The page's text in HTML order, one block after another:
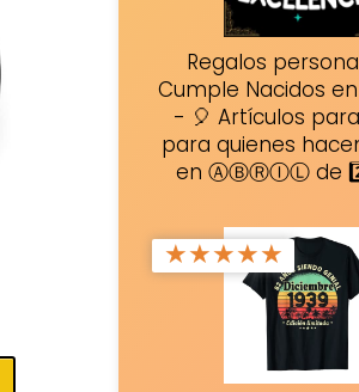
Regalos
Cumple Nacidos en
- 🎈 Artículos
para quienes
en ⒶⒷⓇⒾⓁ de
★★★★★